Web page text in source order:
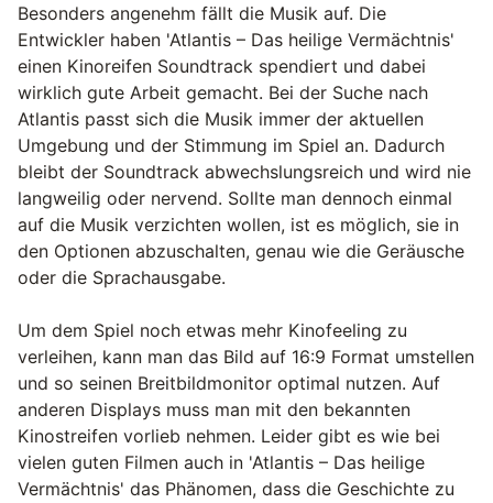
Besonders angenehm fällt die Musik auf. Die
Entwickler haben 'Atlantis – Das heilige Vermächtnis'
einen Kinoreifen Soundtrack spendiert und dabei
wirklich gute Arbeit gemacht. Bei der Suche nach
Atlantis passt sich die Musik immer der aktuellen
Umgebung und der Stimmung im Spiel an. Dadurch
bleibt der Soundtrack abwechslungsreich und wird nie
langweilig oder nervend. Sollte man dennoch einmal
auf die Musik verzichten wollen, ist es möglich, sie in
den Optionen abzuschalten, genau wie die Geräusche
oder die Sprachausgabe.
Um dem Spiel noch etwas mehr Kinofeeling zu
verleihen, kann man das Bild auf 16:9 Format umstellen
und so seinen Breitbildmonitor optimal nutzen. Auf
anderen Displays muss man mit den bekannten
Kinostreifen vorlieb nehmen. Leider gibt es wie bei
vielen guten Filmen auch in 'Atlantis – Das heilige
Vermächtnis' das Phänomen, dass die Geschichte zu